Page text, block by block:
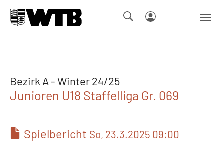
Bezirk A - Winter 24/25
Junioren U18 Staffelliga Gr. 069
Spielbericht So, 23.3.2025 09:00